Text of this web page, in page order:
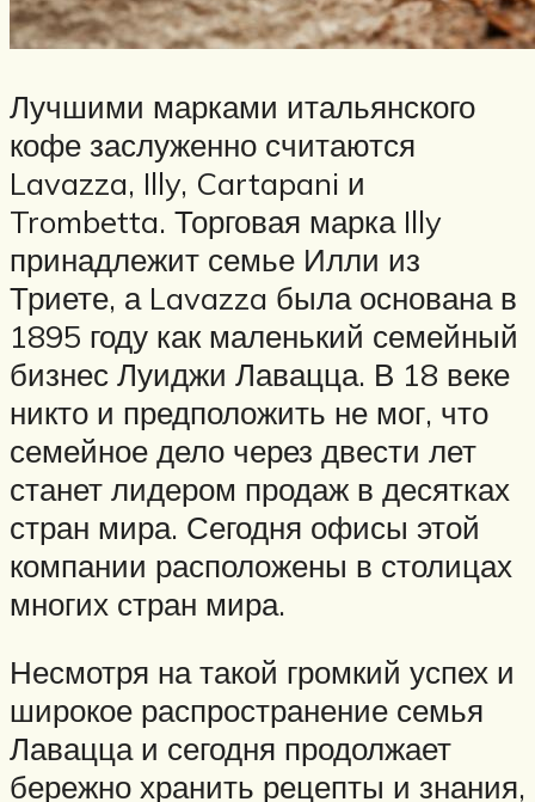
Лучшими марками итальянского
кофе заслуженно считаются
Lavazza, Illy, Cartapani и
Trombetta. Торговая марка Illy
принадлежит семье Илли из
Триете, а Lavazza была основана в
1895 году как маленький семейный
бизнес Луиджи Лавацца. В 18 веке
никто и предположить не мог, что
семейное дело через двести лет
станет лидером продаж в десятках
стран мира. Сегодня офисы этой
компании расположены в столицах
многих стран мира.
Несмотря на такой громкий успех и
широкое распространение семья
Лавацца и сегодня продолжает
бережно хранить рецепты и знания,